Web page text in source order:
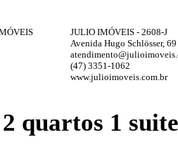
JULIO IMÓVEIS - 2608-J
Avenida Hugo Schlösser,
(47) 3351-1062
www.julioimoveis.com.br
quartos 1